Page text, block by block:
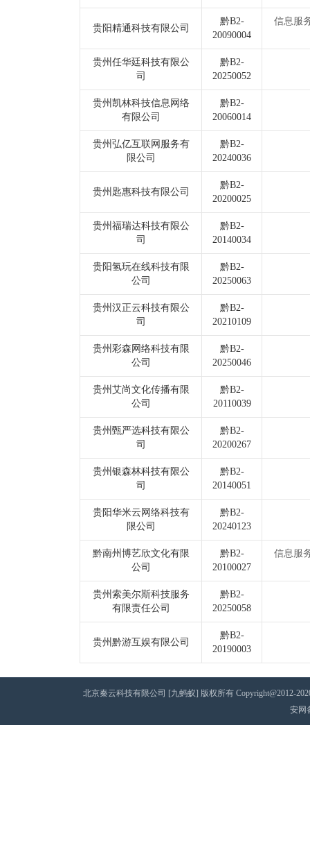
贵阳精通科技有限公司
黔B2-
20090004
信息服
贵州任华廷科技有限公
司
黔B2-
20250052
贵州凯林科技信息网络
有限公司
黔B2-
20060014
贵州弘亿互联网服务有
限公司
黔B2-
20240036
贵州匙惠科技有限公司
黔B2-
20200025
贵州福瑞达科技有限公
司
黔B2-
20140034
贵阳氢玩在线科技有限
公司
黔B2-
20250063
贵州汉正云科技有限公
司
黔B2-
20210109
贵州彩森网络科技有限
公司
黔B2-
20250046
贵州艾尚文化传播有限
公司
黔B2-
20110039
贵州甄严选科技有限公
司
黔B2-
20200267
贵州银森林科技有限公
司
黔B2-
20140051
贵阳华米云网络科技有
限公司
黔B2-
20240123
黔南州博艺欣文化有限
公司
黔B2-
20100027
信息服
贵州索美尔斯科技服务
有限责任公司
黔B2-
20250058
贵州黔游互娱有限公司
黔B2-
20190003
北京秦云科技有限公司 [九蚂蚁] 版权所有 Copyright@2012-
安网